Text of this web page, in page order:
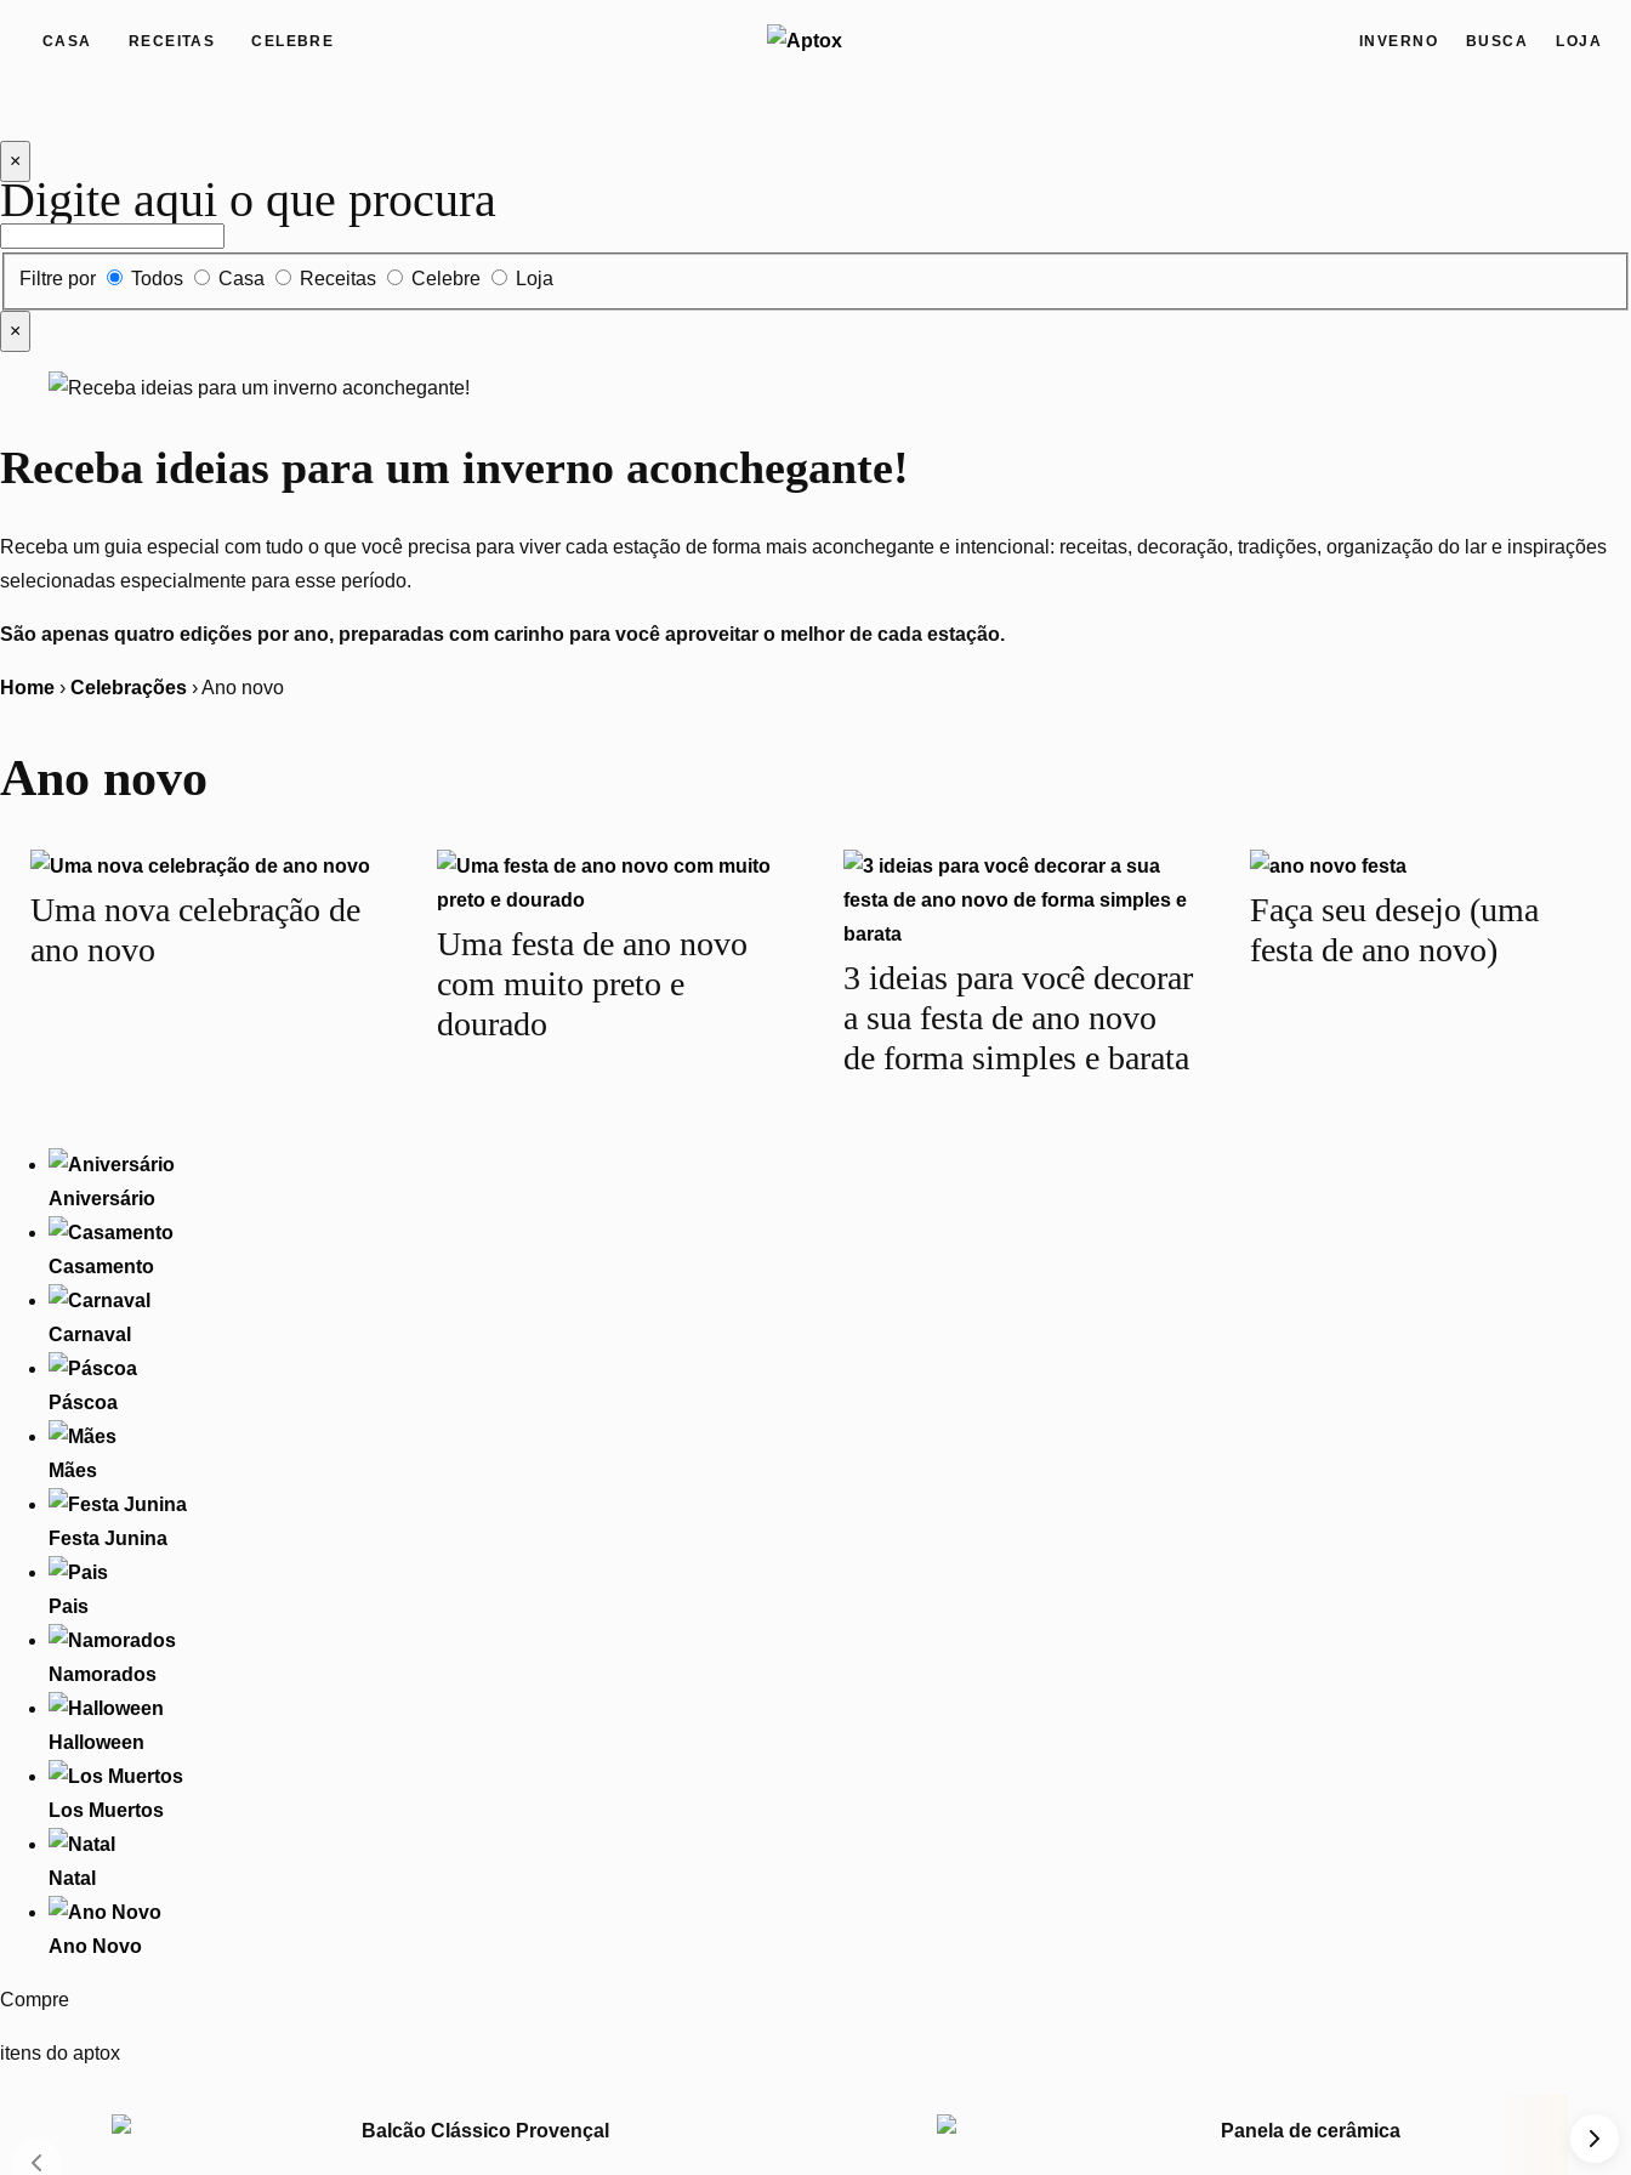
CASA RECEITAS CELEBRE INVERNO BUSCA LOJA
×
Digite aqui o que procura
Filtrar por tipo de conteúdo
Filtre por Todos Casa Receitas Celebre Loja
×
Receba ideias para um inverno aconchegante!
Receba um guia especial com tudo o que você precisa para viver cada estação de forma mais aconchegante e intencional: receitas, decoração, tradições, organização do lar e inspirações
selecionadas especialmente para esse período.
São apenas quatro edições por ano, preparadas com carinho para você aproveitar o melhor de cada estação.
Home › Celebrações ›Ano novo
Ano novo
Uma nova celebração de
ano novo
Uma festa de ano novo
com muito preto e
dourado
3 ideias para você decorar
a sua festa de ano novo
de forma simples e barata
Faça seu desejo (uma
festa de ano novo)
Aniversário
Casamento
Carnaval
Páscoa
Mães
Festa Junina
Pais
Namorados
Halloween
Los Muertos
Natal
Ano Novo
Compre
itens do aptox